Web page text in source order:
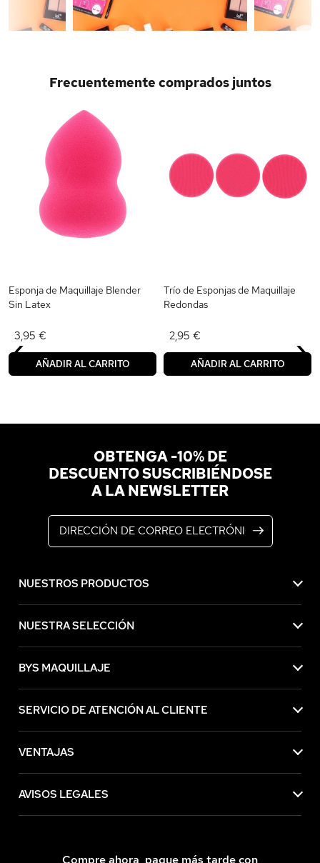
Frecuentemente comprados juntos
Esponja de Maquillaje Blender
Sin Latex
3,95 €
AÑADIR AL CARRITO
Trío de Esponjas de Maquillaje
Redondas
2,95 €
AÑADIR AL CARRITO
‹ ›
OBTENGA -10% DE
DESCUENTO SUSCRIBIÉNDOSE
A LA NEWSLETTER
NUESTROS PRODUCTOS
NUESTRA SELECCIÓN
BYS MAQUILLAJE
SERVICIO DE ATENCIÓN AL CLIENTE
VENTAJAS
AVISOS LEGALES
Compre ahora, pague más tarde con